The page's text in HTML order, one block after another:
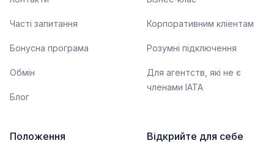
Часті запитання
Бонусна програма
Обмін
Блог
Корпоративним кліентам
Розумні підключення
Для агентств, які не є
членами IATA
Положення Відкрийте для себе